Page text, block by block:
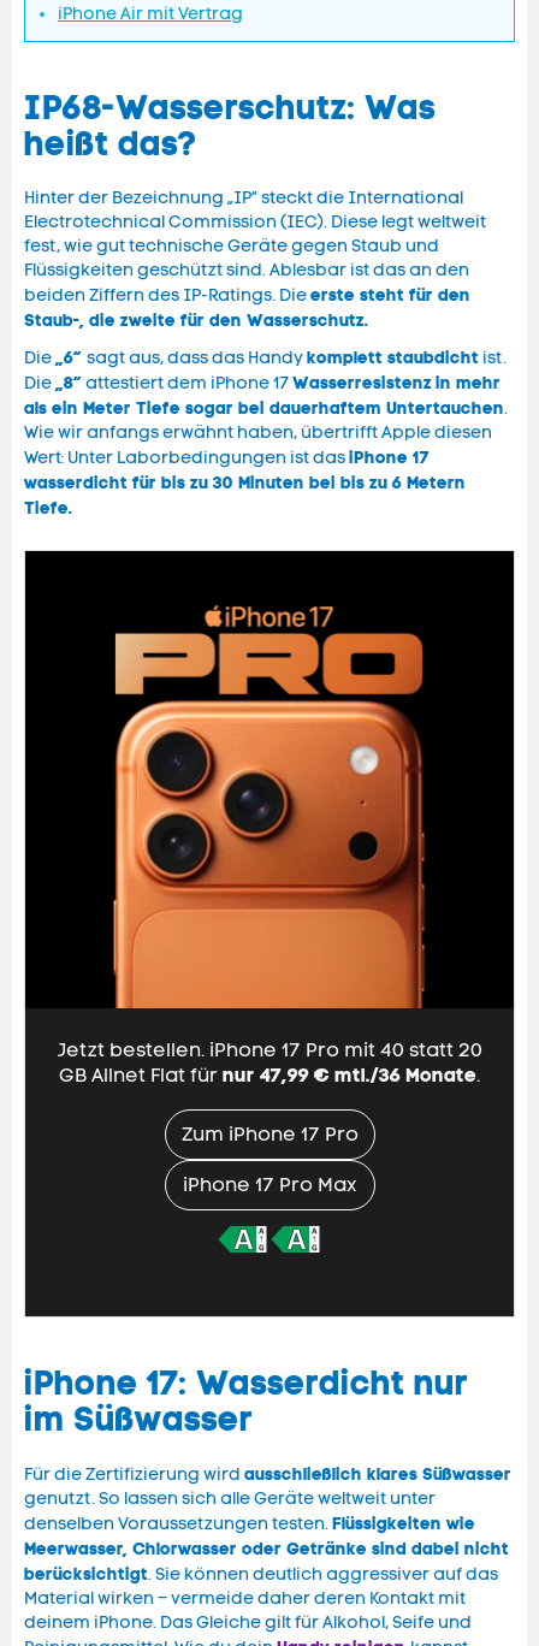
iPhone Air mit Vertrag
IP68-Wasserschutz: Was
heißt das?
Hinter der Bezeichnung „IP“ steckt die International
Electrotechnical Commission (IEC). Diese legt weltweit
fest, wie gut technische Geräte gegen Staub und
Flüssigkeiten geschützt sind. Ablesbar ist das an den
beiden Ziffern des IP-Ratings. Dieerste steht für den
Staub-, die zweite für den Wasserschutz.
Die„6“ sagt aus, dass das Handykomplett staubdicht ist.
Die„8“ attestiert dem iPhone 17Wasserresistenz in mehr
als ein Meter Tiefe sogar bei dauerhaftem Untertauchen.
Wie wir anfangs erwähnt haben, übertrifft Apple diesen
Wert: Unter Laborbedingungen ist dasiPhone 17
wasserdicht für bis zu 30 Minuten bei bis zu 6 Metern
Tiefe.
Jetzt bestellen. iPhone 17 Pro mit 40 statt 20
GB Allnet Flat für nur 47,99 € mtl./36 Monate.
Zum iPhone 17 Pro
iPhone 17 Pro Max
iPhone 17: Wasserdicht nur
im Süßwasser
Für die Zertifizierung wird ausschließlich klares Süßwasser
genutzt. So lassen sich alle Geräte weltweit unter
denselben Voraussetzungen testen.Flüssigkeiten wie
Meerwasser, Chlorwasser oder Getränke sind dabei nicht
berücksichtigt. Sie können deutlich aggressiver auf das
Material wirken – vermeide daher deren Kontakt mit
deinem iPhone. Das Gleiche gilt für Alkohol, Seife und